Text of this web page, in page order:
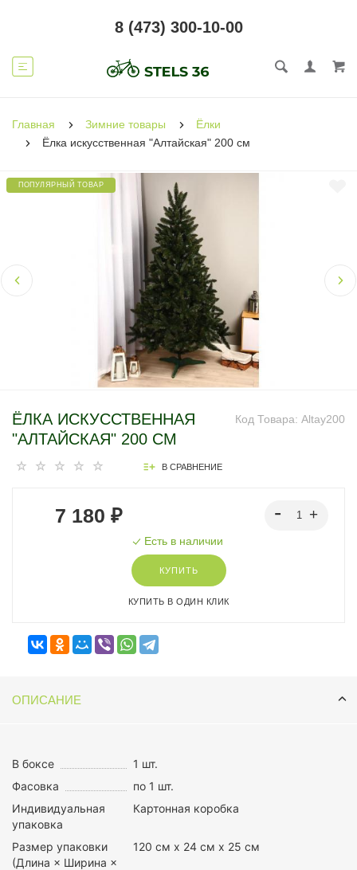
8 (473) 300-10-00
Главная Зимние товары
Ёлки
Ёлка искусственная "Алтайская" 200 см
ПОПУЛЯРНЫЙ ТОВАР
Код Товара: Altay200
ЁЛКА ИСКУССТВЕННАЯ
"АЛТАЙСКАЯ" 200 СМ
В СРАВНЕНИЕ
7 180 ₽
Есть в наличии
КУПИТЬ
КУПИТЬ В ОДИН КЛИК
ОПИСАНИЕ
В боксе
1 шт.
Фасовка
по 1 шт.
Индивидуальная
упаковка
Картонная коробка
Размер упаковки
(Длина × Ширина ×
120 см х 24 см х 25 см